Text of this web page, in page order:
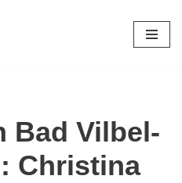
Bad Vilbel-
Christina